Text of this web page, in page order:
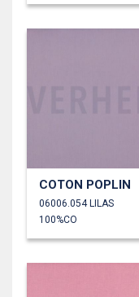
COTON POPLIN
06006.054 LILAS
100%CO